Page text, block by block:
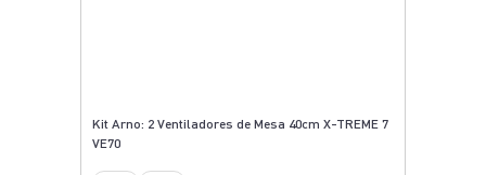
Kit Arno: 2 Ventiladores de Mesa 40cm X-TREME 7
VE70